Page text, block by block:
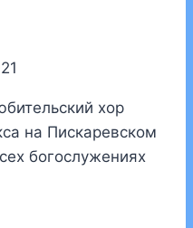
хор
на Пискаревском
богослужениях